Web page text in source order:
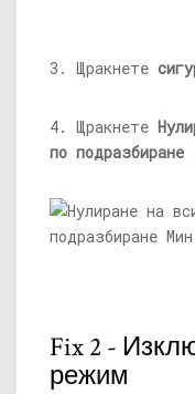
3. Щракнете
4. Щракнете
по подразбиране
Fix 2 -
режим